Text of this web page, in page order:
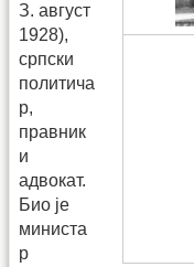
З. август
1928),
српски
политича
р,
правник
и
адвокат.
Био је
министа
р